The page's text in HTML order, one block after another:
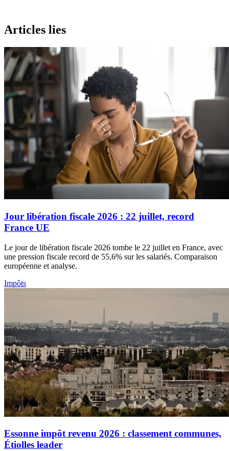
Articles lies
Jour libération fiscale 2026 : 22 juillet, record
France UE
Le jour de libération fiscale 2026 tombe le 22 juillet en France, avec
une pression fiscale record de 55,6% sur les salariés. Comparaison
européenne et analyse.
Impôts
Essonne impôt revenu 2026 : classement communes,
Étiolles leader